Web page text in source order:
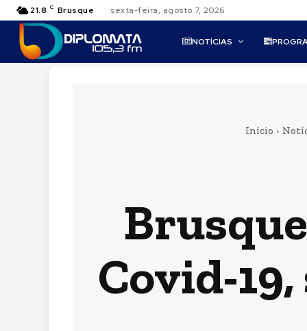
21.8 C Brusque sexta-feira, agosto 7, 2026
NOTÍCIAS
Início
Covid-